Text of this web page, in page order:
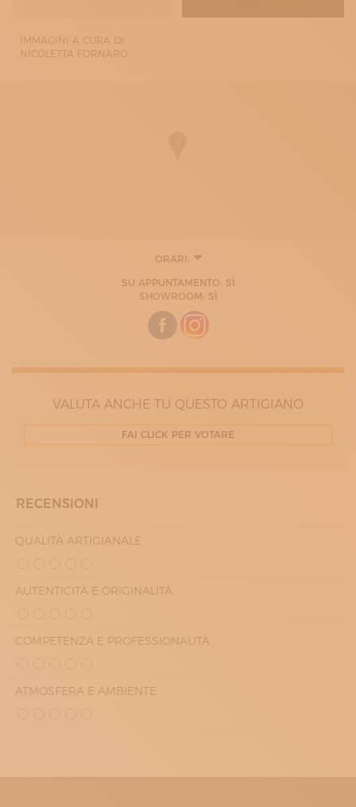
IMMAGINI A CURA DI:
NICOLETTA FORNARO
ORARI:
SU APPUNTAMENTO: SÌ
SHOWROOM: SÌ
VALUTA ANCHE TU QUESTO ARTIGIANO
FAI CLICK PER VOTARE
RECENSIONI
QUALITÀ ARTIGIANALE
AUTENTICITÀ E ORIGINALITÀ
COMPETENZA E PROFESSIONALITÀ
ATMOSFERA E AMBIENTE